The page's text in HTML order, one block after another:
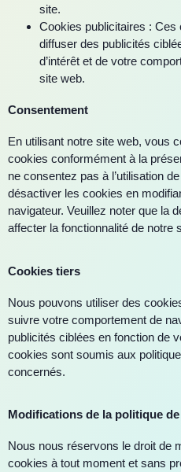
site.
Cookies publicitaires :
diffuser des publicités
d’intérêt et de votre
site web.
Consentement
En utilisant notre site web, vous
cookies conformément à la
ne consentez pas à l’utilisation
désactiver les cookies en
navigateur. Veuillez noter que la
affecter la fonctionnalité de notre
Cookies tiers
Nous pouvons utiliser des
suivre votre comportement de
publicités ciblées en fonction de
cookies sont soumis aux
concernés.
Modifications de la politique
Nous nous réservons le droit de
cookies à tout moment et sans